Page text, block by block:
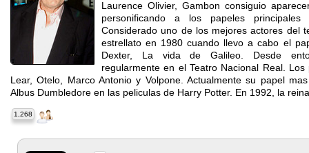
Laurence Olivier, Gambon consiguio
personificando a los papeles
Considerado uno de los mejores actores del
estrellato en 1980 cuando llevo a cabo el
Dexter, La vida de Galileo. Desde
regularmente en el Teatro Nacional Real.
Lear, Otelo, Marco Antonio y Volpone. Actualmente su papel
Albus Dumbledore en las peliculas de Harry Potter. En 1992, la
1,268